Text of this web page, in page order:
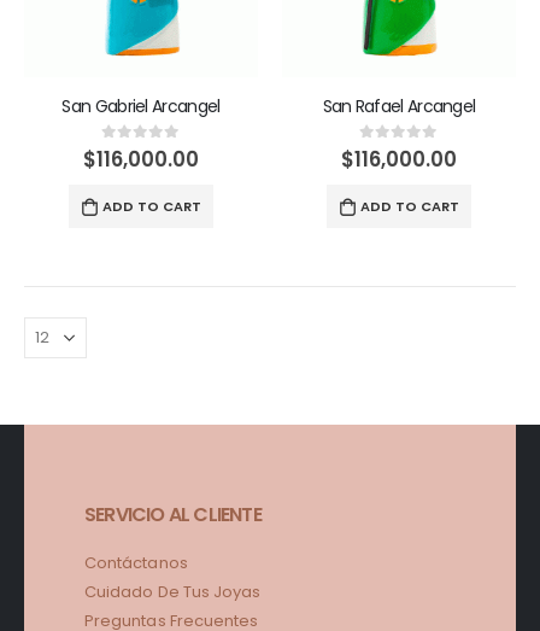
San Gabriel Arcangel
0out of 5
$116,000.00
ADD TO CART
San Rafael Arcangel
0out of 5
$116,000.00
ADD TO CART
SERVICIO AL CLIENTE
Contáctanos
Cuidado De Tus Joyas
Preguntas Frecuentes